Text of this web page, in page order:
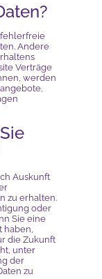
fehlerfreie
Andere
Verträge
werden
Auskunft
zu erhalten.
oder
Sie eine
die Zukunft
unter
der
zu